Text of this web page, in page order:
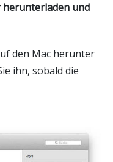
herunterladen und
den Mac herunter
ihn, sobald die